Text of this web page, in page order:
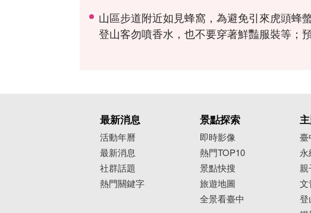
山區步道附近如見蜂窩，為避免引來虎頭蜂
登山客勿噴香水，也不要穿著鮮豔服裝等；
最新消息
活動年曆
最新消息
社群話題
熱門關鍵字
景點探索
即時影像
熱門TOP10
景點快搜
旅遊地圖
全景看臺中
臺
文
登